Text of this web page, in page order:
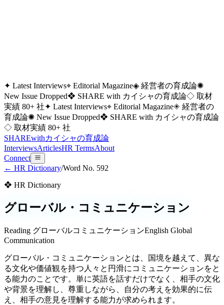
✦ Latest Interviews⌖ Editorial Magazine◈ 経営者の育成論✺
New Issue Dropped❖ SHARE with カイシャの育成論◇ 取材
実績 80+ 社✦ Latest Interviews⌖ Editorial Magazine◈ 経営者の
育成論✺ New Issue Dropped❖ SHARE with カイシャの育成論
◇ 取材実績 80+ 社
SHAREwithカイシャの育成論
InterviewsArticlesHR TermsAbout
Connect
← HR Dictionary/Word No. 592
❖ HR Dictionary
グローバル・コミュニケーション
Reading グローバルコミュニケーションEnglish Global
Communication
グローバル・コミュニケーションとは、国境を越えて、異な
る文化や価値観を持つ人々と円滑にコミュニケーションをと
る能力のことです。単に英語を話すだけでなく、相手の文化
や背景を理解し、尊重しながら、自分の考えを効果的に伝
え、相手の意見を理解する能力が求められます。